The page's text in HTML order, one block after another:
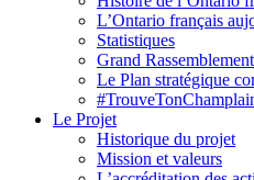
L’Ontario français
Statistiques
Grand Rassemblement
Le Plan stratégique
Le Projet
Historique du projet
Mission et valeurs